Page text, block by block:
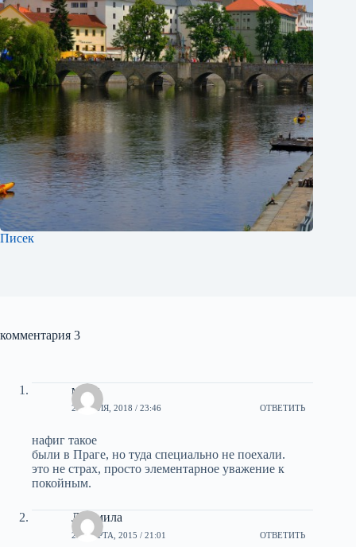
Писек
комментария 3
мики
20 ИЮЛЯ, 2018 / 23:46 ОТВЕТИТЬ
нафиг такое
были в Праге, но туда специально не поехали.
это не страх, просто элементарное уважение к
покойным.
Людмила
27 МАРТА, 2015 / 21:01 ОТВЕТИТЬ